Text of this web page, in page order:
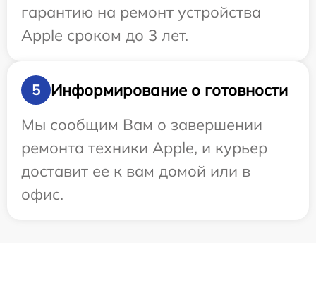
гарантию на ремонт устройства
Apple сроком до 3 лет.
5
Информирование о готовности
Мы сообщим Вам о завершении
ремонта техники Apple, и курьер
доставит ее к вам домой или в
офис.